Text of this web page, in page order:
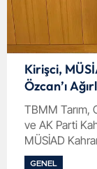
Kirişci,
Özcan’ı
TBMM Tarım,
ve AK Parti
MÜSİAD
Özcan’ı
GENEL